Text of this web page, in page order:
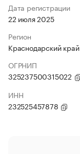
Дата регистрации
22 июля 2025
Регион
Краснодарский край
ОГРНИП
325237500315022
ИНН
232525457878